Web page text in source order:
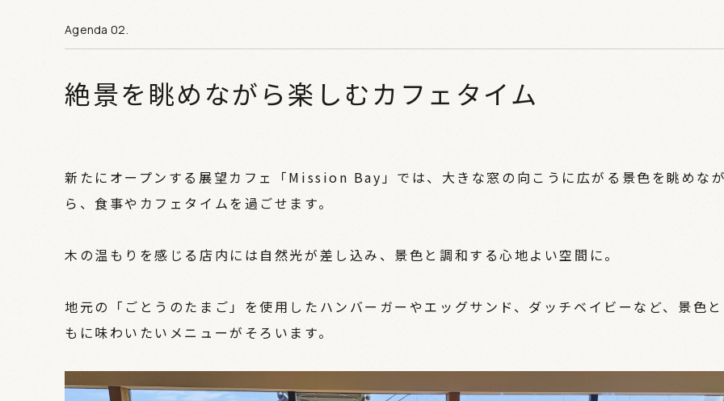
絶景を眺めながら楽しむカフェタイム
新たにオープンする展望カフェ「Mission Bay」では、大きな窓の向こうに広がる景色を眺めな
ら、食事やカフェタイムを過ごせます。
木の温もりを感じる店内には自然光が差し込み、景色と調和する心地よい空間に。
地元の「ごとうのたまご」を使用したハンバーガーやエッグサンド、ダッチベイビーなど、景色
もに味わいたいメニューがそろいます。